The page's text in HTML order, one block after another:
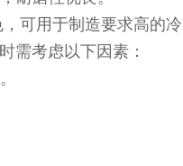
可用于制造要求高的冷
需考虑以下因素：